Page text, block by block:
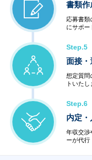
書類作
応募書類
にサポー
Step.5
面接・
想定質問
トいたし
Step.6
内定・
年収交渉
ーが代行